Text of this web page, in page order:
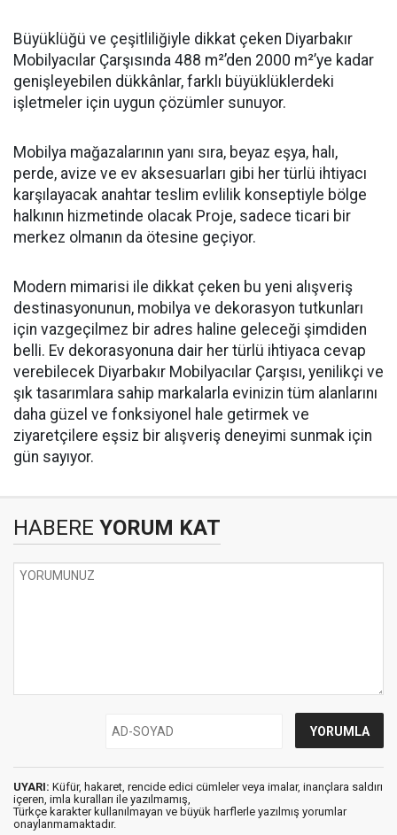
Büyüklüğü ve çeşitliliğiyle dikkat çeken Diyarbakır
Mobilyacılar Çarşısında 488 m²’den 2000 m²’ye kadar
genişleyebilen dükkânlar, farklı büyüklüklerdeki
işletmeler için uygun çözümler sunuyor.
Mobilya mağazalarının yanı sıra, beyaz eşya, halı,
perde, avize ve ev aksesuarları gibi her türlü ihtiyacı
karşılayacak anahtar teslim evlilik konseptiyle bölge
halkının hizmetinde olacak Proje, sadece ticari bir
merkez olmanın da ötesine geçiyor.
Modern mimarisi ile dikkat çeken bu yeni alışveriş
destinasyonunun, mobilya ve dekorasyon tutkunları
için vazgeçilmez bir adres haline geleceği şimdiden
belli. Ev dekorasyonuna dair her türlü ihtiyaca cevap
verebilecek Diyarbakır Mobilyacılar Çarşısı, yenilikçi ve
şık tasarımlara sahip markalarla evinizin tüm alanlarını
daha güzel ve fonksiyonel hale getirmek ve
ziyaretçilere eşsiz bir alışveriş deneyimi sunmak için
gün sayıyor.
HABERE YORUM KAT
UYARI: Küfür, hakaret, rencide edici cümleler veya imalar, inançlara saldırı
içeren, imla kuralları ile yazılmamış,
Türkçe karakter kullanılmayan ve büyük harflerle yazılmış yorumlar
onaylanmamaktadır.